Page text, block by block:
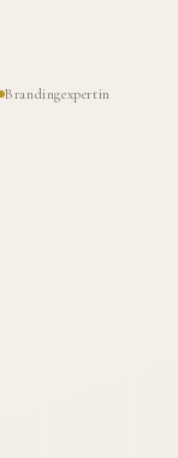
Brandingexpertin